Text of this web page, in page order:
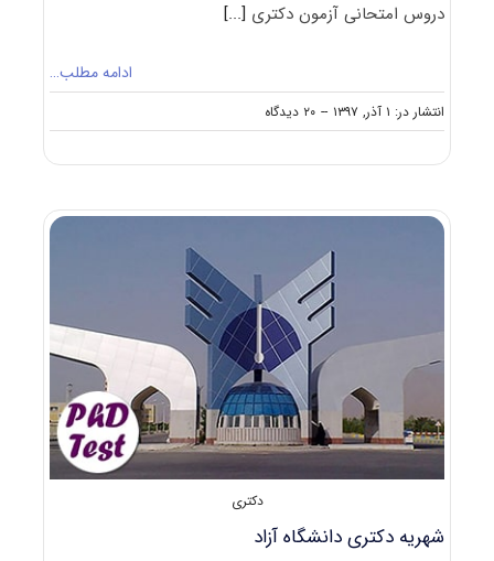
دروس امتحانی آزمون دکتری [...]
ادامه مطلب…
انتشار در: ۱ آذر, ۱۳۹۷ -- ۲۰ دیدگاه
on
منابع
دکتری
شهریه دکتری دانشگاه آزاد